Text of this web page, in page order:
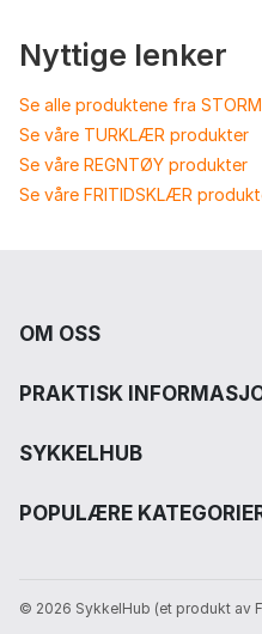
Nyttige lenker
Se alle produktene fra
Se våre TURKLÆR produkter
Se våre REGNTØY produkter
Se våre FRITIDSKLÆR
OM OSS
PRAKTISK
SYKKELHUB
POPULÆRE
© 2026 SykkelHub️ (et produkt av